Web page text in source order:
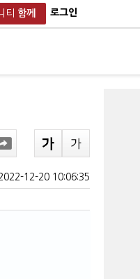
티 함께 로그인
12-20 10:06:35